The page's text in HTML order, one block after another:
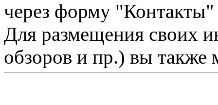
через форму "Контакты"
Для размещения своих
обзоров и пр.) вы также